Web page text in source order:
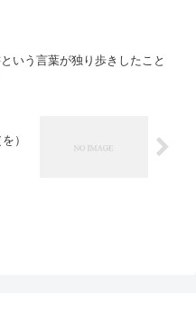
という言葉が独り歩きしたこと
）